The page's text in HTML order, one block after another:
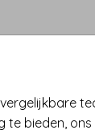
te bieden,